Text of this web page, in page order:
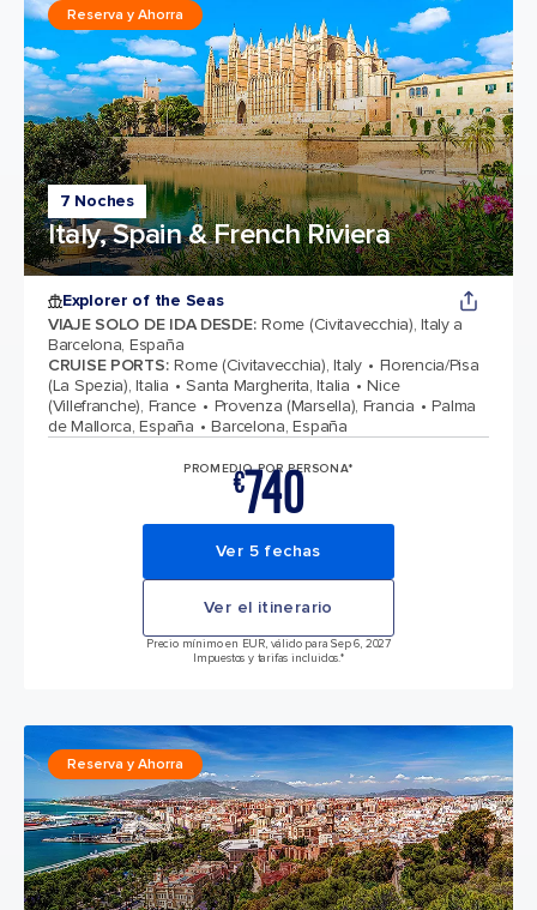
7 Noches
Italy, Spain & French Riviera
Reserva y Ahorra
Explorer of the Seas
VIAJE SOLO DE IDA DESDE: Rome (Civitavecchia), Italy a
Barcelona, España
CRUISE PORTS: Rome (Civitavecchia), Italy
Florencia/Pisa
(La Spezia), Italia
Santa Margherita, Italia
Nice
(Villefranche), France
Provenza (Marsella), Francia
Palma
de Mallorca, España
Barcelona, España
PROMEDIO POR PERSONA*
€740
Ver 5 fechas
Ver el itinerario
Precio mínimo en EUR, válido para Sep 6, 2027
Impuestos y tarifas incluidos.*
Reserva y Ahorra